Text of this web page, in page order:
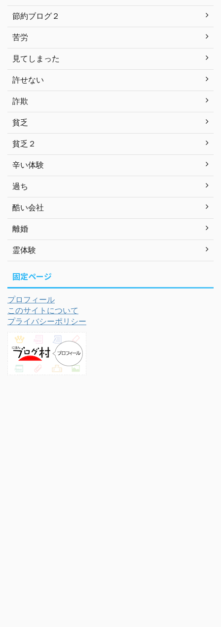
節約ブログ２
苦労
見てしまった
許せない
詐欺
貧乏
貧乏２
辛い体験
過ち
酷い会社
離婚
霊体験
固定ページ
プロフィール
このサイトについて
プライバシーポリシー